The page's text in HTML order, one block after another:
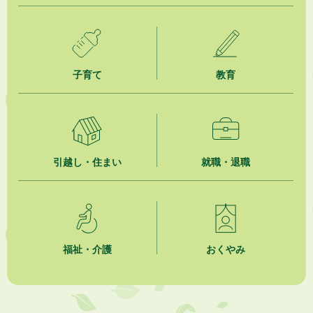
掛川市広告入り窓口封筒無償提供者募集
市民の勇気ある応急手当に感謝状を贈呈しました
2026年8月4日
夏季休暇期間 開業医等診療予定
「水道カルテ」の公表について
子育て 教育
引越し・住まい 就職・退職
福祉・介護 おくやみ